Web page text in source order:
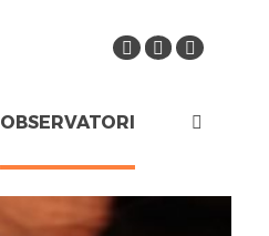
OBSERVATORI